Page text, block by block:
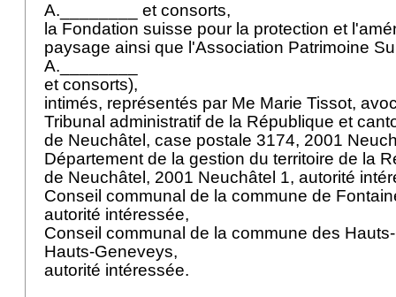
A.________ et consorts,
la Fondation suisse pour la protection et
paysage ainsi que l'Association Patrimoine
A.________
et consorts),
intimés, représentés par Me Marie Tissot,
Tribunal administratif de la République et
de Neuchâtel, case postale 3174, 2001
Département de la gestion du territoire de la
de Neuchâtel, 2001 Neuchâtel 1, autorité
Conseil communal de la commune de
autorité intéressée,
Conseil communal de la commune des
Hauts-Geneveys,
autorité intéressée.